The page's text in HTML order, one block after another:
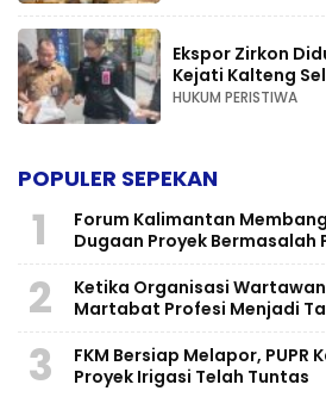
Ekspor Zirkon
Kejati Kalteng
HUKUM PERISTIWA
POPULER SEPEKAN
1
Forum Kalimantan
Dugaan Proyek Bermasalah
2
Ketika Organisasi
Martabat Profesi Menjadi
3
FKM Bersiap Melapor, PUPR
Proyek Irigasi Telah Tuntas